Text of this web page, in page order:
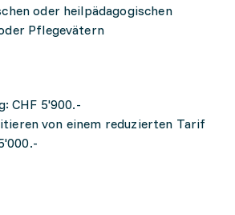
oder heilpädagogischen
Pflegevätern
CHF 5'900.-
von einem reduzierten Tarif